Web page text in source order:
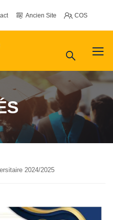
Ancien Site COS
2024/2025